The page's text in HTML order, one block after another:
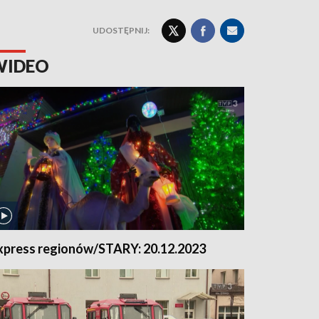
UDOSTĘPNIJ:
regionów/STARY: 20.12.2023